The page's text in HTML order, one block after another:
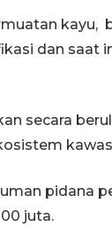
kayu,
dan saat
secara
pidana
juta.
Uji